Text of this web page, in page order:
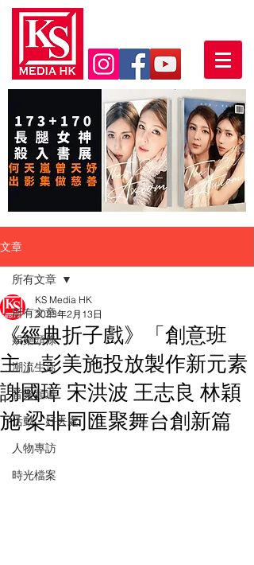
文章
所有文章
娛樂頭條
潮流生活
音樂頻道
活動・好去處
人物專訪
時光檔案
所有文章
《經典折子戲》「創意班
主」彭美施投放製作新元素
謝國璋 宋洪波 王志良 林穎
施 梁非同匯聚舞台創新篇
KS Media HK
2023年2月13日